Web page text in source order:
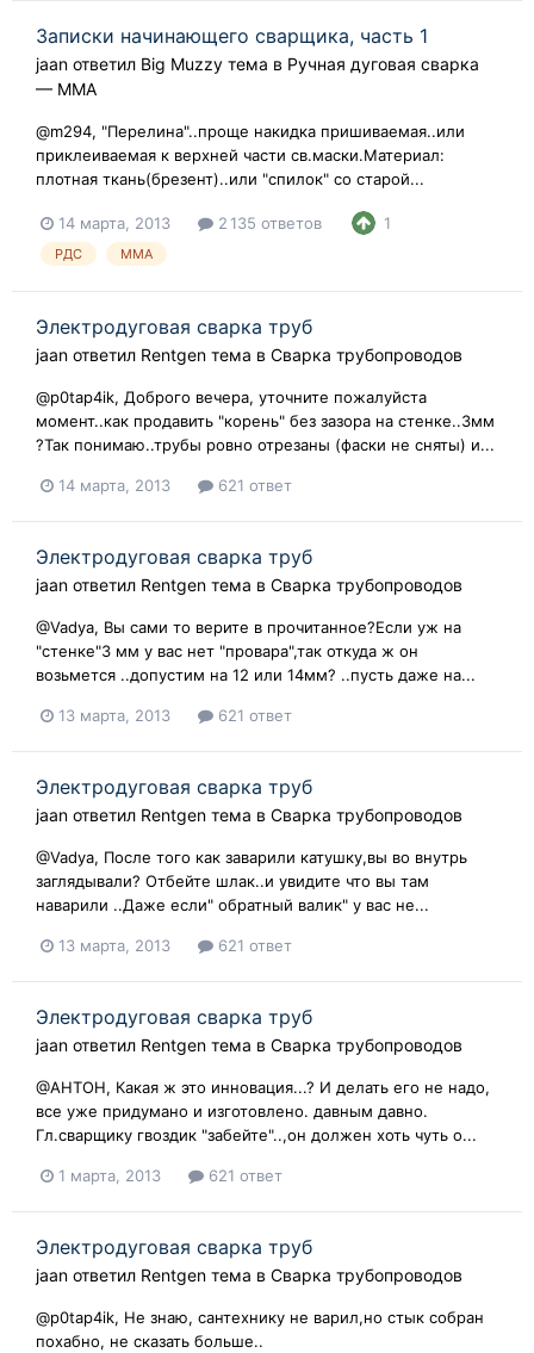
Записки начинающего сварщика, часть 1
jaan ответил Big Muzzy тема в Ручная дуговая сварка
— ММA
@m294, "Перелина"..проще накидка пришиваемая..или
приклеиваемая к верхней части св.маски.Материал:
плотная ткань(брезент)..или "спилок" со старой...
14 марта, 2013 2 135 ответов 1
РДС MMA
Электродуговая сварка труб
jaan ответил Rentgen тема в Сварка трубопроводов
@p0tap4ik, Доброго вечера, уточните пожалуйста
момент..как продавить "корень" без зазора на стенке..3мм
?Так понимаю..трубы ровно отрезаны (фаски не сняты) и...
14 марта, 2013 621 ответ
Электродуговая сварка труб
jaan ответил Rentgen тема в Сварка трубопроводов
@Vadya, Вы сами то верите в прочитанное?Если уж на
"стенке"З мм у вас нет "провара",так откуда ж он
возьмется ..допустим на 12 или 14мм? ..пусть даже на...
13 марта, 2013 621 ответ
Электродуговая сварка труб
jaan ответил Rentgen тема в Сварка трубопроводов
@Vadya, После того как заварили катушку,вы во внутрь
заглядывали? Отбейте шлак..и увидите что вы там
наварили ..Даже если" обратный валик" у вас не...
13 марта, 2013 621 ответ
Электродуговая сварка труб
jaan ответил Rentgen тема в Сварка трубопроводов
@АНТОН, Какая ж это инновация...? И делать его не надо,
все уже придумано и изготовлено. давным давно.
Гл.сварщику гвоздик "забейте"..,он должен хоть чуть о...
1 марта, 2013 621 ответ
Электродуговая сварка труб
jaan ответил Rentgen тема в Сварка трубопроводов
@p0tap4ik, Не знаю, сантехнику не варил,но стык собран
похабно, не сказать больше..